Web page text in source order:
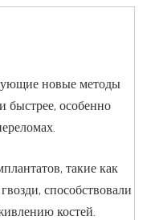
новые методы
быстрее, особенно
такие как
способствовали
костей.